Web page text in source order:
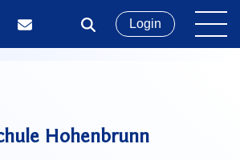
Login
Hohenbrunn